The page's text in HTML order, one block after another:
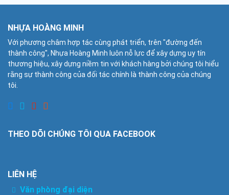
NHỰA HOÀNG MINH
Với phương châm hợp tác cùng phát triển, trên "đường đến
thành công", Nhựa Hoàng Minh luôn nỗ lực để xây dựng uy tín
thương hiệu, xây dựng niềm tin với khách hàng bởi chúng tôi hiểu
rằng sự thành công của đối tác chính là thành công của chúng
tôi.
THEO DÕI CHÚNG TÔI QUA FACEBOOK
LIÊN HỆ
Văn phòng đại diện